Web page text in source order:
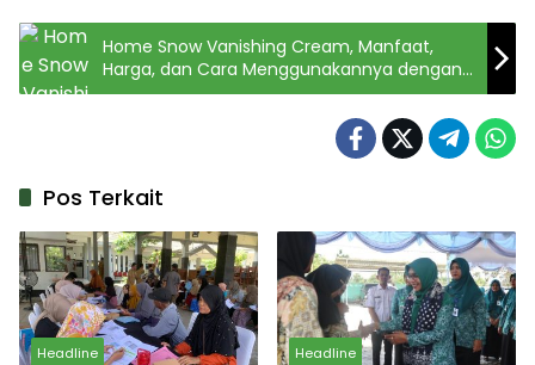
Home Snow Vanishing Cream, Manfaat,
Harga, dan Cara Menggunakannya dengan
Benar
Pos Terkait
Headline Headline